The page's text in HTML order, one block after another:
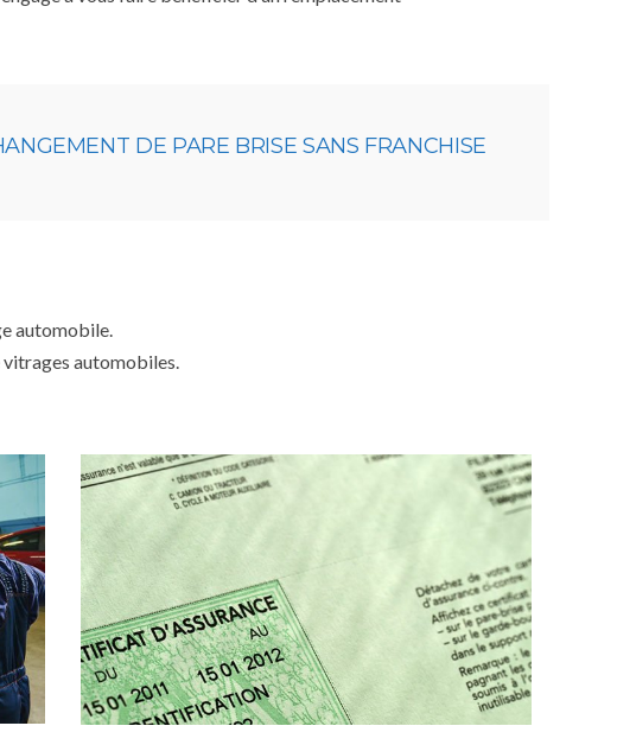
DE PARE BRISE SANS FRANCHISE
automobile.
vitrages automobiles.